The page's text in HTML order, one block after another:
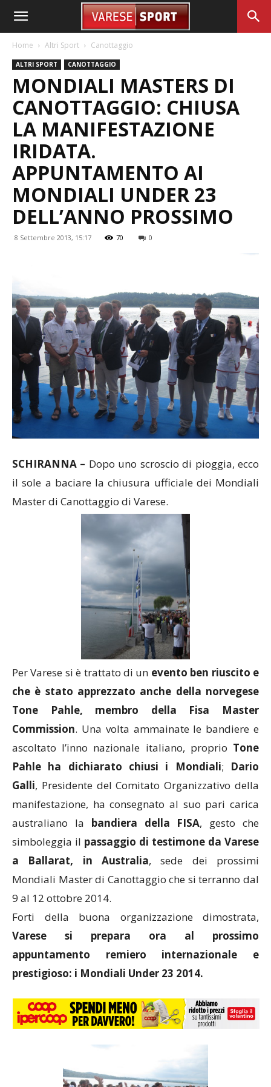
Home Altri Sport Canottaggio
ALTRI SPORT CANOTTAGGIO
MONDIALI MASTERS DI
CANOTTAGGIO: CHIUSA
LA MANIFESTAZIONE
IRIDATA.
APPUNTAMENTO AI
MONDIALI UNDER 23
DELL’ANNO PROSSIMO
8 Settembre 2013, 15:17 70 0
SCHIRANNA – Dopo uno scroscio di pioggia, ecco
il sole a baciare la chiusura ufficiale dei Mondiali
Master di Canottaggio di Varese.
Per Varese si è trattato di un evento ben riuscito e
che è stato apprezzato anche della norvegese
Tone Pahle, membro della Fisa Master
Commission. Una volta ammainate le bandiere e
ascoltato l’inno nazionale italiano, proprio Tone
Pahle ha dichiarato chiusi i Mondiali; Dario
Galli, Presidente del Comitato Organizzativo della
manifestazione, ha consegnato al suo pari carica
australiano la bandiera della FISA, gesto che
simboleggia il passaggio di testimone da Varese
a Ballarat, in Australia, sede dei prossimi
Mondiali Master di Canottaggio che si terranno dal
9 al 12 ottobre 2014.
Forti della buona organizzazione dimostrata,
Varese si prepara ora al prossimo
appuntamento remiero internazionale e
prestigioso: i Mondiali Under 23 2014.